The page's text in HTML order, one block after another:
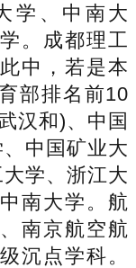
学、中南大
。成都理工
中，若是本
部排名前10
汉和)、中国
中国矿业大
学、浙江大
南大学。航
南京航空航
沉点学科。